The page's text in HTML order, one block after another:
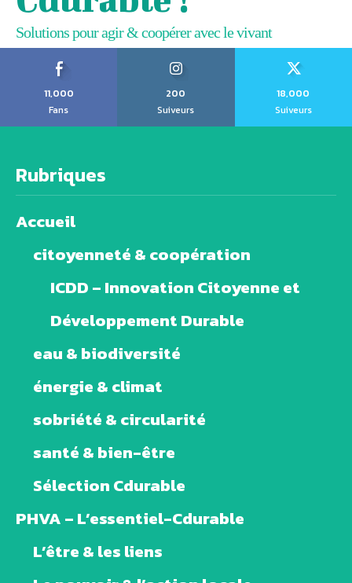
Solutions pour agir & coopérer avec le vivant
11,000
Fans
200
Suiveurs
18,000
Suiveurs
Rubriques
Accueil
citoyenneté & coopération
ICDD – Innovation Citoyenne et
Développement Durable
eau & biodiversité
énergie & climat
sobriété & circularité
santé & bien-être
Sélection Cdurable
PHVA – L’essentiel-Cdurable
L’être & les liens